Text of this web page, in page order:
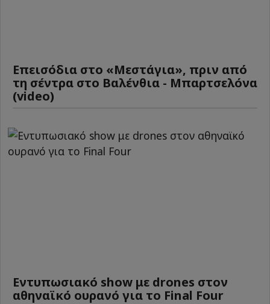
Επεισόδια στο «Μεστάγια», πριν από
τη σέντρα στο Βαλένθια - Μπαρτσελόνα
(video)
Εντυπωσιακό show με drones στον
αθηναϊκό ουρανό για το Final Four